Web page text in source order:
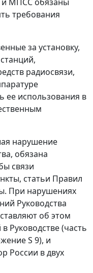
требования
за установку,
радиосвязи,
ее использования в
нарушение
обязана
связи
статьи Правил
При нарушениях
Руководства
об этом
Руководстве (часть
S 9), и
России в двух